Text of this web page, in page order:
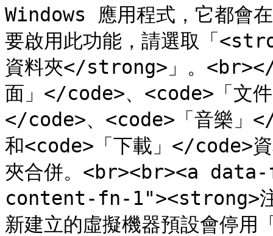
Windows 應用程式，它都會
要啟用此功能，請選取「
資料夾</strong>」。
面」</code>、<code>「文
</code>、<code>「音樂」
和<code>「下載」</code>
夾合併。<br><br><a
content-fn-1"><strong>
新建立的虛擬機器預設會停